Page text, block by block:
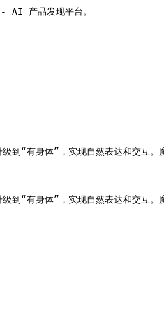
产品发现平台。
到“有身体”，实现自然表达和交互
到“有身体”，实现自然表达和交互